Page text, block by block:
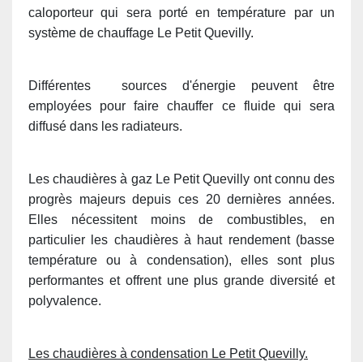
caloporteur qui sera porté en température par un
système de chauffage Le Petit Quevilly.
Différentes sources d'énergie peuvent être
employées pour faire chauffer ce fluide qui sera
diffusé dans les radiateurs.
Les chaudières à gaz Le Petit Quevilly ont connu des
progrès majeurs depuis ces 20 dernières années.
Elles nécessitent moins de combustibles, en
particulier les chaudières à haut rendement (basse
température ou à condensation), elles sont plus
performantes et offrent une plus grande diversité et
polyvalence.
Les chaudières à condensation Le Petit Quevilly.